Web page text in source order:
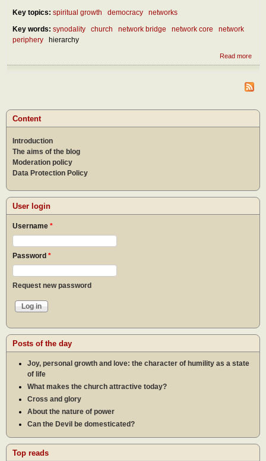
Key topics: spiritual growth democracy
networks
Key words: synodality church network bridge network core
network
periphery
hierarchy
Read more
Content
Introduction
The aims of the blog
Moderation policy
Data Protection Policy
User login
Username *
Password *
Request new password
Posts of the day
Joy, personal growth and love: the character of humility as a state
of life
What makes the church attractive today?
Cross and glory
About the nature of power
Can the Devil be domesticated?
Top reads